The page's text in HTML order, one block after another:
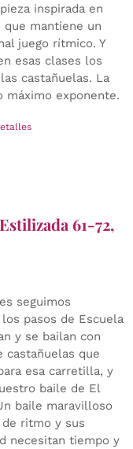
inspirada en
que mantiene un
juego rítmico. Y
esas clases los
castañuelas. La
máximo exponente.
61-72,
seguimos
pasos de Escuela
y se bailan con
castañuelas que
esa carretilla, y
baile de El
baile maravilloso
ritmo y sus
necesitan tiempo y